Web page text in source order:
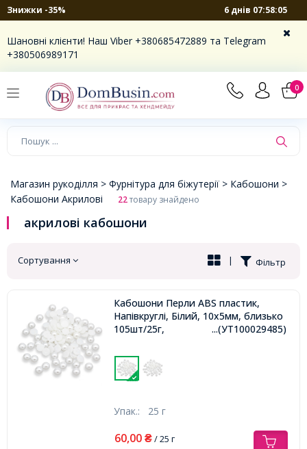
Знижки -35% 6 днів 07:58:04
Шановні клієнти! Наш Viber +380685472889 та Telegram
+380506989171
0
×
Магазин рукоділля > Фурнітура для біжутерії > Кабошони >
Кабошони Акрилові
22товару знайдено
акрилові кабошони
Сортування Фільтр
|
Кабошони Перли ABS пластик,
Напівкруглі, Білий, 10х5мм, близько
105шт/25г,
...(УТ100029485)
Упак.: 25 г
60,00 ₴/ 25 г